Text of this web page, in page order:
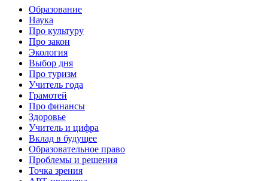
Образование
Наука
Про культуру
Про закон
Экология
Выбор дня
Про туризм
Учитель года
Грамотей
Про финансы
Здоровье
Учитель и цифра
Вклад в будущее
Образовательное право
Проблемы и решения
Точка зрения